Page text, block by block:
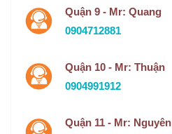
Quận 9 - Mr: Quang
0904712881
Quận 10 - Mr: Thuận
0904991912
Quận 11 - Mr: Nguyên